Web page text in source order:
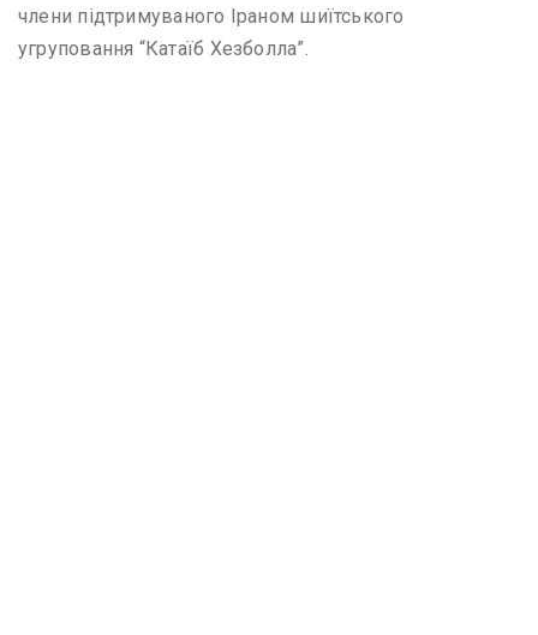
члени підтримуваного Іраном шиїтського
угруповання “Катаїб Хезболла”.